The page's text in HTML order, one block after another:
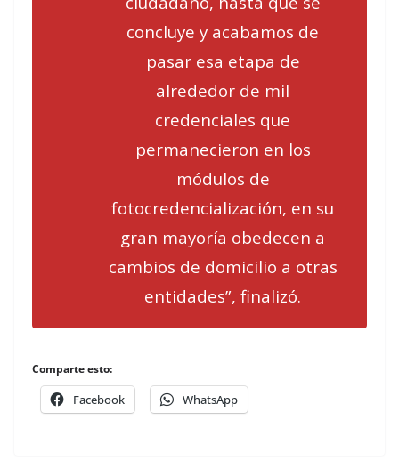
concluye y acabamos de
pasar esa etapa de
alrededor de mil
credenciales que
permanecieron en los
módulos de
fotocredencialización, en su
gran mayoría obedecen a
cambios de domicilio a otras
entidades”, finalizó.
Comparte esto:
Facebook WhatsApp